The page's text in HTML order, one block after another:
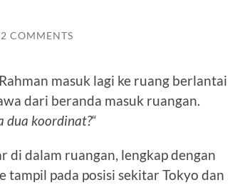
2 COMMENTS
masuk lagi ke ruang berlantai
dari beranda masuk ruangan.
dua koordinat?“
di dalam ruangan, lengkap dengan
pada posisi sekitar Tokyo dan